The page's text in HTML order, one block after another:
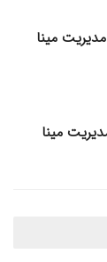
مینا
مینا